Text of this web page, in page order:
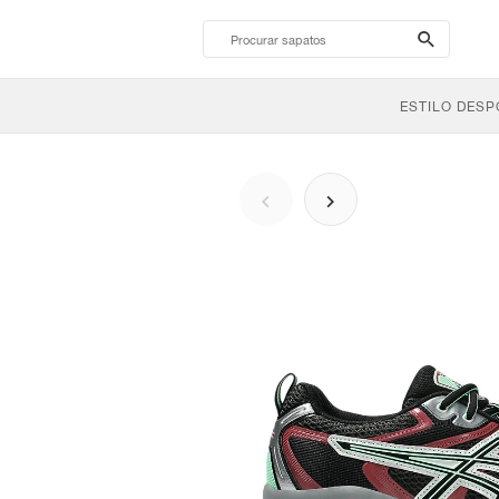
search-
btn
ESTILO